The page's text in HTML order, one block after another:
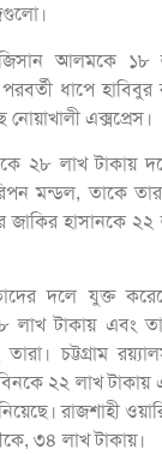
আলমকে ১৮
পরবর্তী ধাপে
নোয়াখালী এক্সপ্রেস।
লাখ টাকায় দলে
মন্ডল, তাকে
জাকির হাসানকে ২২
দলে যুক্ত
লাখ টাকায় এবং
চট্টগ্রাম
২২ লাখ টাকায়
রাজশাহী
৩৪ লাখ টাকায়।